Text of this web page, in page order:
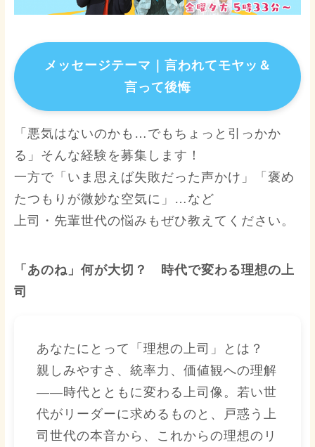
メッセージテーマ｜ 言われてモヤッ＆
言って後悔
「悪気はないのかも…でもちょっと引っかか
る」そんな経験を募集します！
一方で「いま思えば失敗だった声かけ」「褒め
たつもりが微妙な空気に」…など
上司・先輩世代の悩みもぜひ教えてください。
「あのね」何が大切？ 時代で変わる理想の上
司
あなたにとって「理想の上司」とは？
親しみやすさ、統率力、価値観への理解
――時代とともに変わる上司像。若い世
代がリーダーに求めるものと、戸惑う上
司世代の本音から、これからの理想のリ